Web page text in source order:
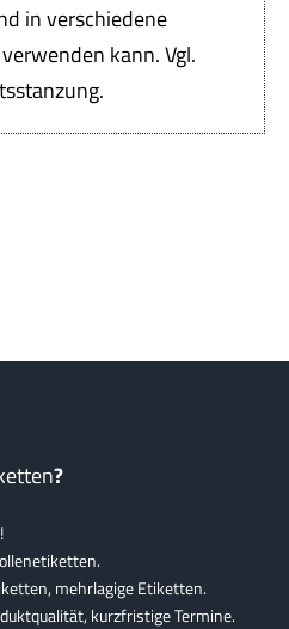
in verschiedene
kann. Vgl.
?
mehrlagige Etiketten.
kurzfristige Termine.